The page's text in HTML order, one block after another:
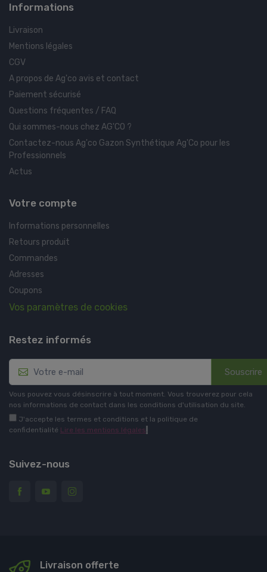
Informations
Livraison
Mentions légales
CGV
A propos de Ag'co avis et contact
Paiement sécurisé
Questions fréquentes / FAQ
Qui sommes-nous chez AG'CO ?
Contactez-nous Ag'co Gazon Synthétique Ag'Co pour les
Professionnels
Actus
Votre compte
Informations personnelles
Retours produit
Commandes
Adresses
Coupons
Vos paramètres de cookies
Restez informés
Souscrire
Vous pouvez vous désinscrire à tout moment. Vous trouverez pour cela
nos informations de contact dans les conditions d'utilisation du site.
J'accepte les termes et conditions et la politique de
confidentialité Lire les mentions légales.
Suivez-nous
Livraison offerte